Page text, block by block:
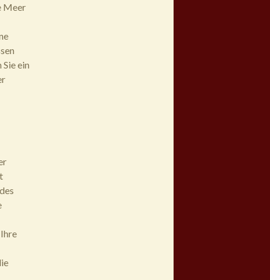
Meer
ein